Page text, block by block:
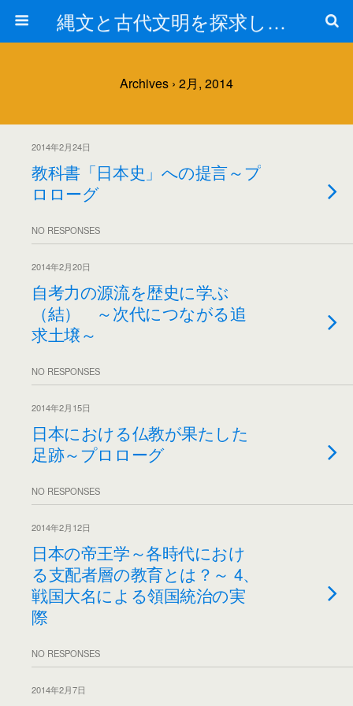
縄文と古代文明を探求しよう！
Archives › 2月, 2014
2014年2月24日
教科書「日本史」への提言～プ
ロローグ
NO RESPONSES
2014年2月20日
自考力の源流を歴史に学ぶ
（結） ～次代につながる追
求土壌～
NO RESPONSES
2014年2月15日
日本における仏教が果たした
足跡～プロローグ
NO RESPONSES
2014年2月12日
日本の帝王学～各時代におけ
る支配者層の教育とは？～ 4、
戦国大名による領国統治の実
際
NO RESPONSES
2014年2月7日